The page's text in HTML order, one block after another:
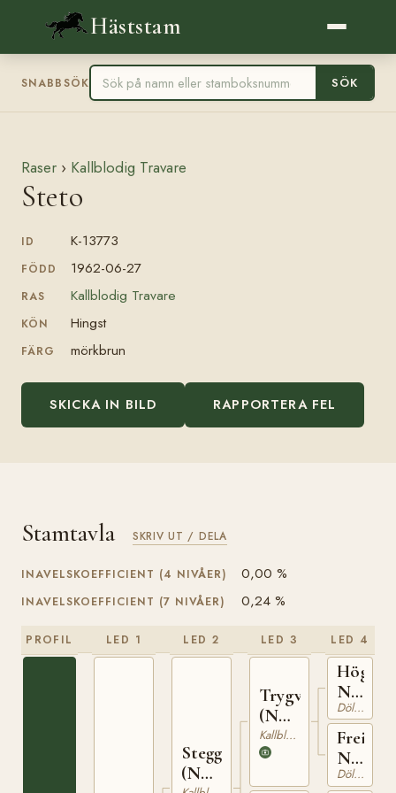
Häststam
SNABBSÖK SÖK
Raser › Kallblodig Travare
Steto
ID K-13773
FÖDD 1962-06-27
RAS Kallblodig Travare
KÖN Hingst
FÄRG mörkbrun
SKICKA IN BILD RAPPORTERA FEL
Stamtavla SKRIV UT / DELA
INAVELSKOEFFICIENT (4 NIVÅER) 0,00 %
INAVELSKOEFFICIENT (7 NIVÅER) 0,24 %
PROFIL LED 1 LED 2
Stegg
(NO)
LED 3
Trygve
(NO)
T-66
Kallblodig Travare
LED 4
Högnar
N
1208
Dölehäst
Freia
N
5446
Dölehäst